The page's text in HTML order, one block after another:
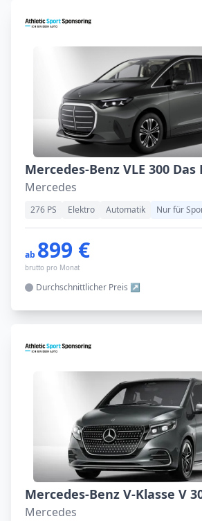
Mercedes-Benz VLE 300
Mercedes
276 PS Elektro Automatik Nur für
ab 899 €
brutto pro Monat
Durchschnittlicher Preis
Mercedes